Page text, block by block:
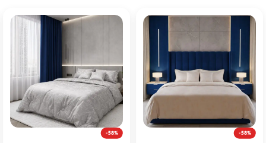
-58%
-58%